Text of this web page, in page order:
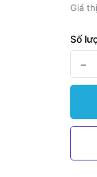
Giá
Số
−